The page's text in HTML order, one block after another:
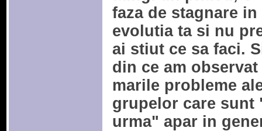
faza de stagnare in
evolutia ta si nu
ai stiut ce sa faci.
din ce am observat
marile probleme
grupelor care sunt
urma" apar in